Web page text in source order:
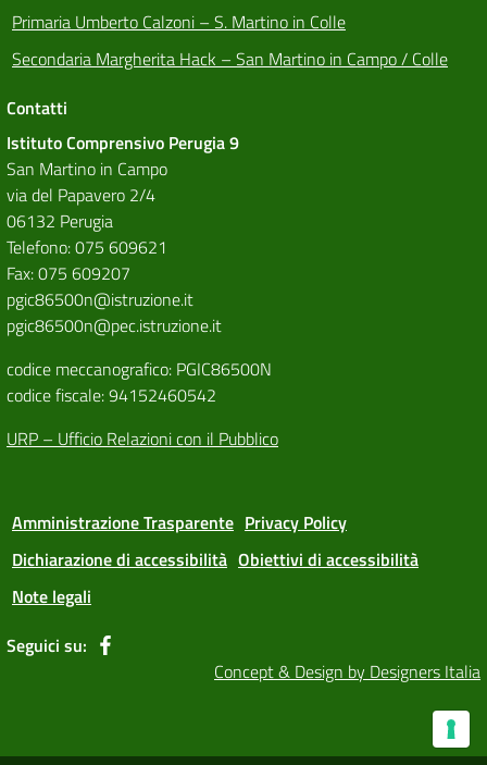
Primaria Umberto Calzoni – S. Martino in Colle
Secondaria Margherita Hack – San Martino in Campo / Colle
Contatti
Istituto Comprensivo Perugia 9
San Martino in Campo
via del Papavero 2/4
06132 Perugia
Telefono: 075 609621
Fax: 075 609207
pgic86500n@istruzione.it
pgic86500n@pec.istruzione.it
codice meccanografico: PGIC86500N
codice fiscale: 94152460542
URP – Ufficio Relazioni con il Pubblico
Amministrazione Trasparente Privacy Policy
Dichiarazione di accessibilità Obiettivi di accessibilità
Note legali
Seguici su:
Concept & Design by Designers Italia
Le